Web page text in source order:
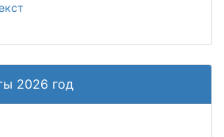
2026 год